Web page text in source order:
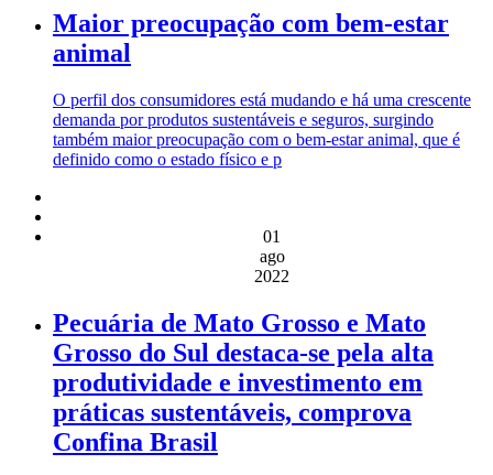
Maior preocupação com bem-estar
animal
O perfil dos consumidores está mudando e há uma crescente
demanda por produtos sustentáveis e seguros, surgindo
também maior preocupação com o bem-estar animal, que é
definido como o estado físico e p
01
ago
2022
Pecuária de Mato Grosso e Mato
Grosso do Sul destaca-se pela alta
produtividade e investimento em
práticas sustentáveis, comprova
Confina Brasil